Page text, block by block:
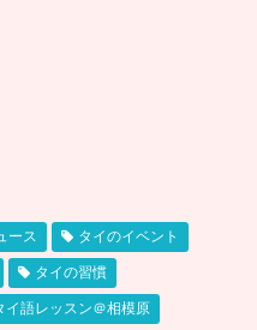
ース タイのイベント
タイの習慣
イ語レッスン＠相模原